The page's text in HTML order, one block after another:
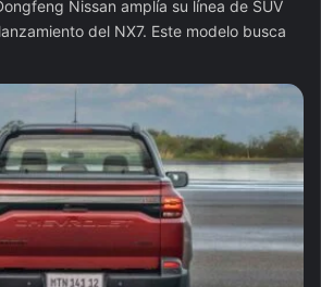
Nissan amplía su línea de SUV
del NX7. Este modelo busca